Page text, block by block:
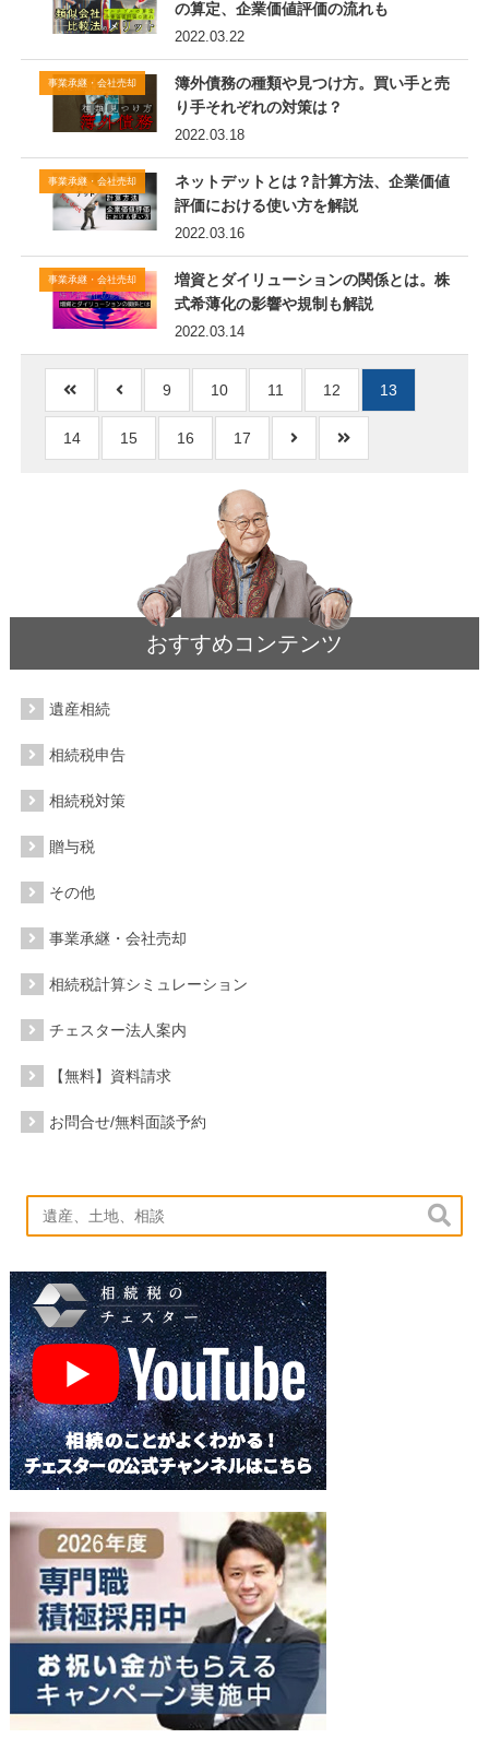
2022.03.22
の算定、企業価値評価の流れも
事業承継・会社売却
2022.03.18
簿外債務の種類や見つけ方。買い手と売
り手それぞれの対策は？
事業承継・会社売却
2022.03.16
ネットデットとは？計算方法、企業価値
評価における使い方を解説
事業承継・会社売却
2022.03.14
増資とダイリューションの関係とは。株
式希薄化の影響や規制も解説
9 10 11 12 13
14 15 16 17
おすすめコンテンツ
遺産相続
相続税申告
相続税対策
贈与税
その他
事業承継・会社売却
相続税計算シミュレーション
チェスター法人案内
【無料】資料請求
お問合せ/無料面談予約
